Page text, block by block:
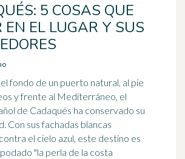
5 COSAS QUE
EN EL LUGAR Y SUS
fondo de un puerto natural, al pie
y frente al Mediterráneo, el
de Cadaqués ha conservado su
Con sus fachadas blancas
el cielo azul, este destino es
"la perla de la costa